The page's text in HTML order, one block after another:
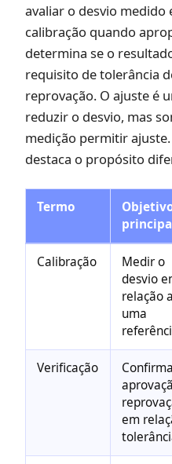
avaliar o desvio
calibração quando
determina se o
requisito de tolerância
reprovação. O ajuste é
reduzir o desvio, mas
medição permitir
destaca o propósito
Termo
Calibração
Medir o
desvio
relação a
uma
Verificação
em